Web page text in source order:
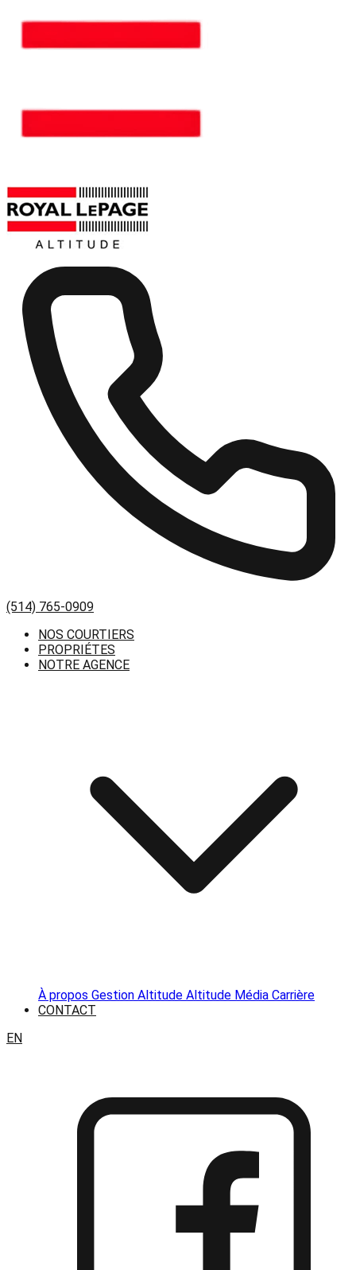
(514) 765-0909
NOS COURTIERS
PROPRIÉTES
NOTRE AGENCE
À propos Gestion Altitude Altitude Média Carrière
CONTACT
EN